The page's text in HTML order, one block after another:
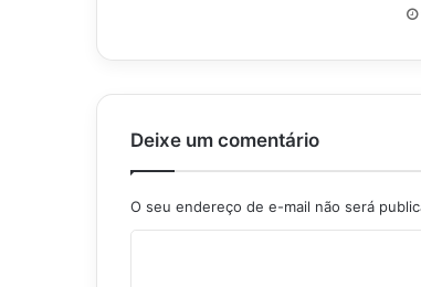
Deixe um comentário
O seu endereço de e-mail não será